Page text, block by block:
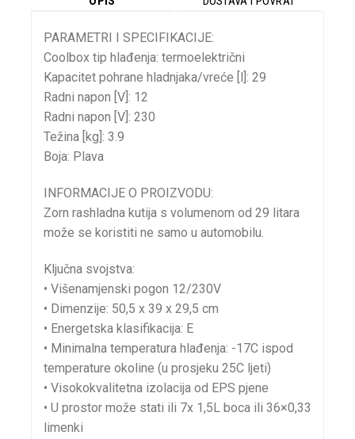
PARAMETRI I SPECIFIKACIJE:
Coolbox tip hlađenja: termoelektrični
Kapacitet pohrane hladnjaka/vreće [l]: 29
Radni napon [V]: 12
Radni napon [V]: 230
Težina [kg]: 3.9
Boja: Plava
INFORMACIJE O PROIZVODU:
Zorn rashladna kutija s volumenom od 29 litara
može se koristiti ne samo u automobilu.
Ključna svojstva:
• Višenamjenski pogon 12/230V
• Dimenzije: 50,5 x 39 x 29,5 cm
• Energetska klasifikacija: E
• Minimalna temperatura hlađenja: -17C ispod
temperature okoline (u prosjeku 25C ljeti)
• Visokokvalitetna izolacija od EPS pjene
• U prostor može stati ili 7x 1,5L boca ili 36×0,33
limenki